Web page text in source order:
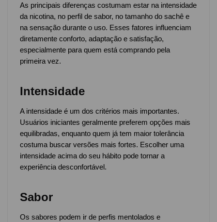
As principais diferenças costumam estar na intensidade
da nicotina, no perfil de sabor, no tamanho do sachê e
na sensação durante o uso. Esses fatores influenciam
diretamente conforto, adaptação e satisfação,
especialmente para quem está comprando pela
primeira vez.
Intensidade
A intensidade é um dos critérios mais importantes.
Usuários iniciantes geralmente preferem opções mais
equilibradas, enquanto quem já tem maior tolerância
costuma buscar versões mais fortes. Escolher uma
intensidade acima do seu hábito pode tornar a
experiência desconfortável.
Sabor
Os sabores podem ir de perfis mentolados e